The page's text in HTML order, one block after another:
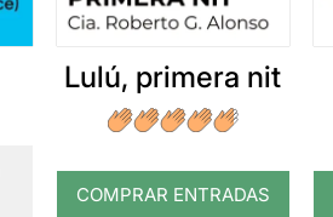
Lulú, primera nit
COMPRAR ENTRADAS